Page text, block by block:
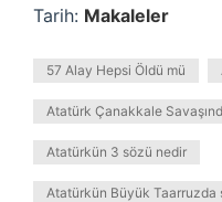
Tarih: Makaleler
57 Alay Hepsi Öldü mü
Atatürk Çanakkale
Atatürkün 3 sözü nedir
Atatürkün Büyük Taarruzda